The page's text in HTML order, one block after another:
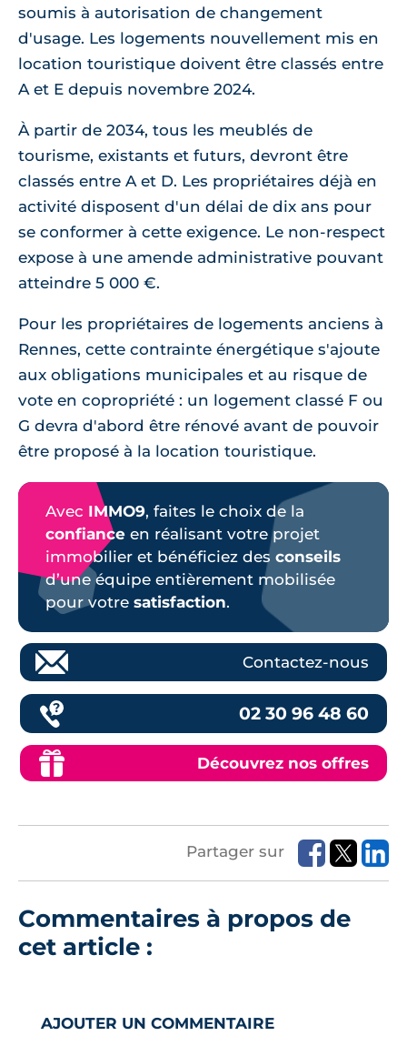
soumis à autorisation de changement
d'usage. Les logements nouvellement mis en
location touristique doivent être classés entre
A et E depuis novembre 2024.
À partir de 2034, tous les meublés de
tourisme, existants et futurs, devront être
classés entre A et D. Les propriétaires déjà en
activité disposent d'un délai de dix ans pour
se conformer à cette exigence. Le non-respect
expose à une amende administrative pouvant
atteindre 5 000 €.
Pour les propriétaires de logements anciens à
Rennes, cette contrainte énergétique s'ajoute
aux obligations municipales et au risque de
vote en copropriété : un logement classé F ou
G devra d'abord être rénové avant de pouvoir
être proposé à la location touristique.
Avec IMMO9, faites le choix de la
confiance en réalisant votre projet
immobilier et bénéficiez des conseils
d’une équipe entièrement mobilisée
pour votre satisfaction.
Contactez-nous
02 30 96 48 60
Découvrez nos offres
Partager sur
Commentaires à propos de
cet article :
AJOUTER UN COMMENTAIRE